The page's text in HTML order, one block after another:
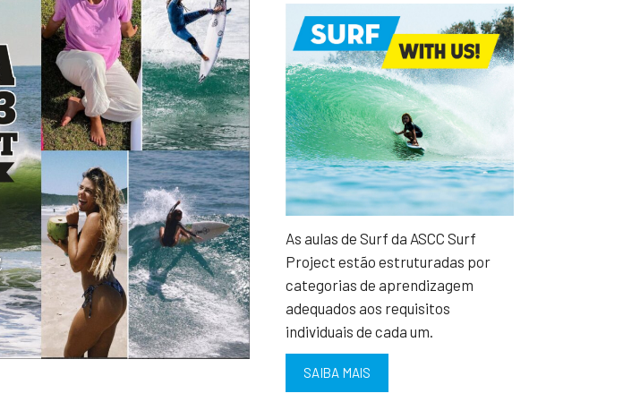
As aulas de Surf da ASCC Surf
Project estão estruturadas por
categorias de aprendizagem
adequados aos requisitos
individuais de cada um.
SAIBA MAIS